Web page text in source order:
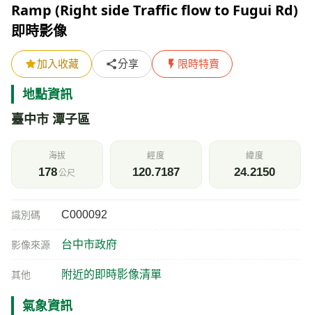
Ramp (Right side Traffic flow to Fugui Rd)
即時影像
加入收藏 分享 限時特賣
地點資訊
臺中市 潭子區
海拔
178公尺
經度
120.7187
緯度
24.2150
識別碼 C000092
影像來源 台中市政府
其他 附近的即時影像清單
氣象資訊